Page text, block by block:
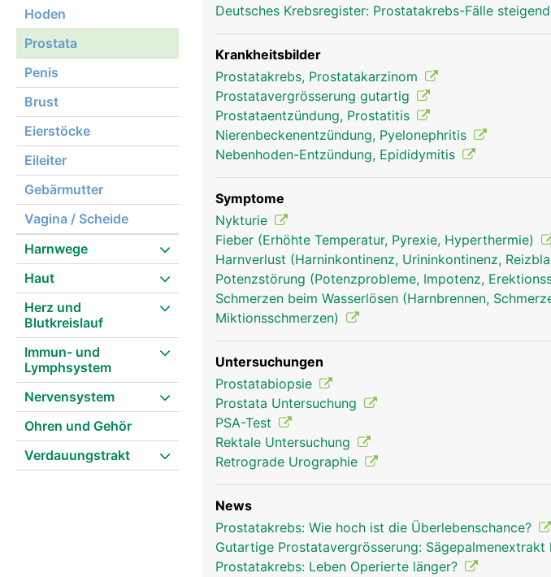
Hoden
Prostata
Penis
Brust
Eierstöcke
Eileiter
Gebärmutter
Vagina / Scheide
Harnwege
Haut
Herz und
Blutkreislauf
Immun- und
Lymphsystem
Nervensystem
Ohren und Gehör
Verdauungstrakt
Prostata Mann
Deutsches Krebsregister: Prostatakrebs-Fälle steigend
Krankheitsbilder
Prostatakrebs, Prostatakarzinom
Prostatavergrösserung gutartig
Prostataentzündung, Prostatitis
Nierenbeckenentzündung, Pyelonephritis
Nebenhoden-Entzündung, Epididymitis
Symptome
Nykturie
Fieber (Erhöhte Temperatur, Pyrexie, Hyperthermie)
Harnverlust (Harninkontinenz, Urininkontinenz,
Potenzstörung (Potenzprobleme, Impotenz,
Schmerzen beim Wasserlösen (Harnbrennen,
Miktionsschmerzen)
Untersuchungen
Prostatabiopsie
Prostata Untersuchung
PSA-Test
Rektale Untersuchung
Retrograde Urographie
News
Prostatakrebs: Wie hoch ist die Überlebenschance?
Gutartige Prostatavergrösserung:
Prostatakrebs: Leben Operierte länger?